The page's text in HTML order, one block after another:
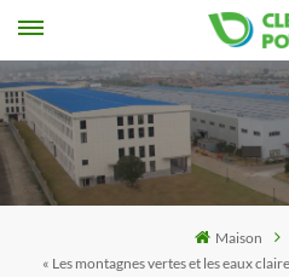
Maison
« Les montagnes vertes et les eaux